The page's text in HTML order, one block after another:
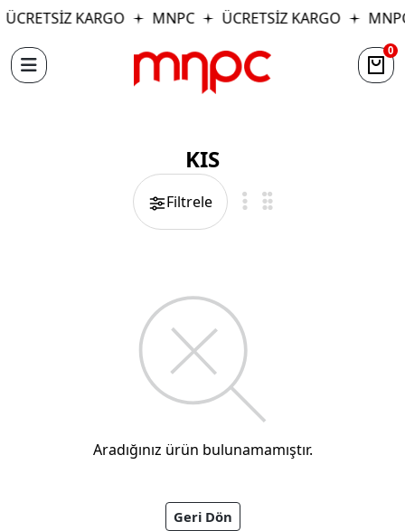
ÜCRETSİZ KARGO MNPC ÜCRETSİZ KARGO
0
KIS
Filtrele
Aradığınız ürün bulunamamıştır.
Geri Dön